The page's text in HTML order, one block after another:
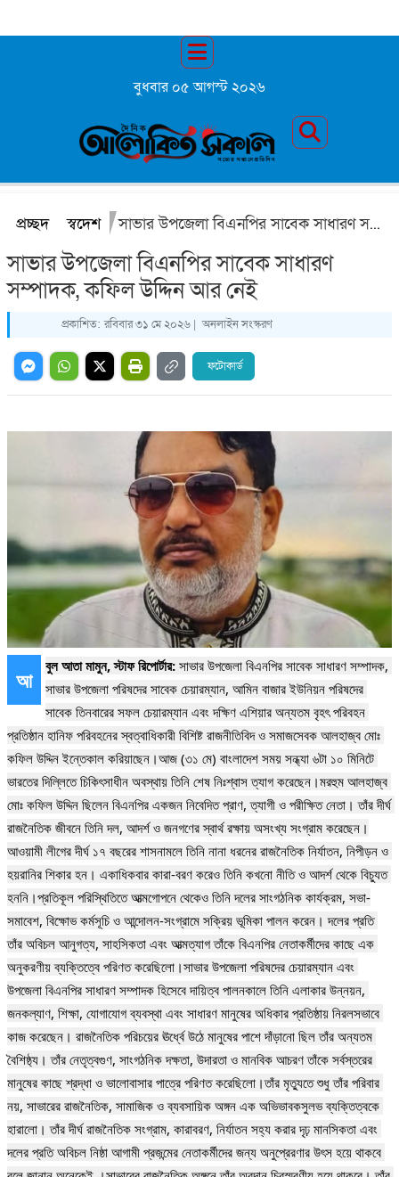
বুধবার ০৫ আগস্ট ২০২৬
প্রচ্ছদ স্বদেশ সাভার উপজেলা বিএনপির সাবেক সাধারণ সম্পাদক, কফিল উদ্দিন আর নেই
সাভার উপজেলা বিএনপির সাবেক সাধারণ
সম্পাদক, কফিল উদ্দিন আর নেই
প্রকাশিত: রবিবার ৩১ মে ২০২৬ | অনলাইন সংস্করণ
ফটোকার্ড
আ
বুল আতা মামুন, স্টাফ রিপোর্টার: সাভার উপজেলা বিএনপির সাবেক সাধারণ সম্পাদক,
সাভার উপজেলা পরিষদের সাবেক চেয়ারম্যান, আমিন বাজার ইউনিয়ন পরিষদের
সাবেক তিনবারের সফল চেয়ারম্যান এবং দক্ষিণ এশিয়ার অন্যতম বৃহৎ পরিবহন
প্রতিষ্ঠান হানিফ পরিবহনের স্বত্বাধিকারী বিশিষ্ট রাজনীতিবিদ ও সমাজসেবক আলহাজ্ব মোঃ
কফিল উদ্দিন ইন্তেকাল করিয়াছেন।আজ (৩১ মে) বাংলাদেশ সময় সন্ধ্যা ৬টা ১০ মিনিটে
ভারতের দিল্লিতে চিকিৎসাধীন অবস্থায় তিনি শেষ নিঃশ্বাস ত্যাগ করেছেন।মরহুম আলহাজ্ব
মোঃ কফিল উদ্দিন ছিলেন বিএনপির একজন নিবেদিত প্রাণ, ত্যাগী ও পরীক্ষিত নেতা। তাঁর দীর্ঘ
রাজনৈতিক জীবনে তিনি দল, আদর্শ ও জনগণের স্বার্থ রক্ষায় অসংখ্য সংগ্রাম করেছেন।
আওয়ামী লীগের দীর্ঘ ১৭ বছরের শাসনামলে তিনি নানা ধরনের রাজনৈতিক নির্যাতন, নিপীড়ন ও
হয়রানির শিকার হন। একাধিকবার কারা-বরণ করেও তিনি কখনো নীতি ও আদর্শ থেকে বিচ্যুত
হননি।প্রতিকূল পরিস্থিতিতে আত্মগোপনে থেকেও তিনি দলের সাংগঠনিক কার্যক্রম, সভা-
সমাবেশ, বিক্ষোভ কর্মসূচি ও আন্দোলন-সংগ্রামে সক্রিয় ভূমিকা পালন করেন। দলের প্রতি
তাঁর অবিচল আনুগত্য, সাহসিকতা এবং আত্মত্যাগ তাঁকে বিএনপির নেতাকর্মীদের কাছে এক
অনুকরণীয় ব্যক্তিত্বে পরিণত করেছিলো।সাভার উপজেলা পরিষদের চেয়ারম্যান এবং
উপজেলা বিএনপির সাধারণ সম্পাদক হিসেবে দায়িত্ব পালনকালে তিনি এলাকার উন্নয়ন,
জনকল্যাণ, শিক্ষা, যোগাযোগ ব্যবস্থা এবং সাধারণ মানুষের অধিকার প্রতিষ্ঠায় নিরলসভাবে
কাজ করেছেন। রাজনৈতিক পরিচয়ের ঊর্ধ্বে উঠে মানুষের পাশে দাঁড়ানো ছিল তাঁর অন্যতম
বৈশিষ্ঠ্য। তাঁর নেতৃত্বগুণ, সাংগঠনিক দক্ষতা, উদারতা ও মানবিক আচরণ তাঁকে সর্বস্তরের
মানুষের কাছে শ্রদ্ধা ও ভালোবাসার পাত্রে পরিণত করেছিলো।তাঁর মৃত্যুতে শুধু তাঁর পরিবার
নয়, সাভারের রাজনৈতিক, সামাজিক ও ব্যবসায়িক অঙ্গন এক অভিভাবকসুলভ ব্যক্তিত্বকে
হারালো। তাঁর দীর্ঘ রাজনৈতিক সংগ্রাম, কারাবরণ, নির্যাতন সহ্য করার দৃঢ় মানসিকতা এবং
দলের প্রতি অবিচল নিষ্ঠা আগামী প্রজন্মের নেতাকর্মীদের জন্য অনুপ্রেরণার উৎস হয়ে থাকবে